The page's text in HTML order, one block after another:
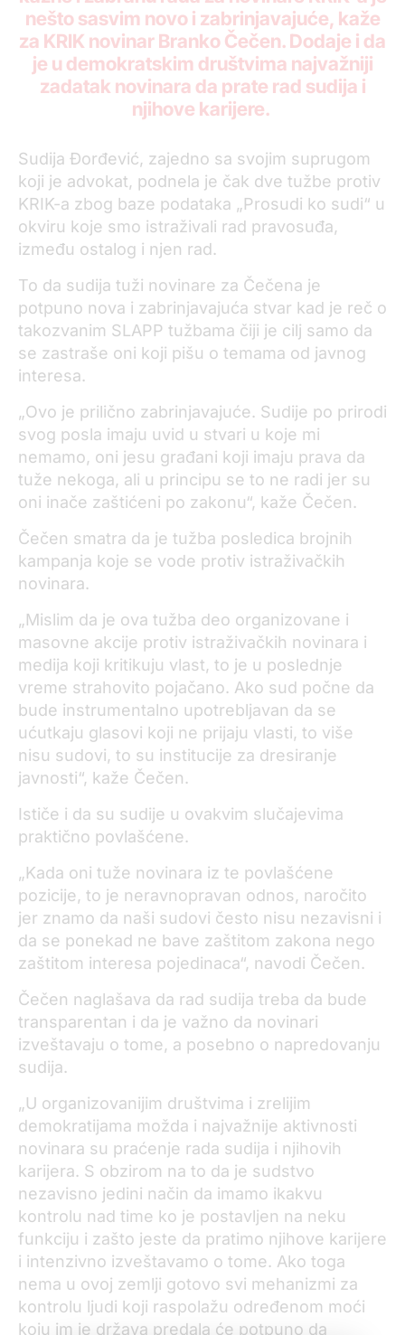
nešto sasvim novo i zabrinjavajuće, kaže
za KRIK novinar Branko Čečen. Dodaje i da
je u demokratskim društvima najvažniji
zadatak novinara da prate rad sudija i
njihove karijere.
Sudija Đorđević, zajedno sa svojim suprugom
koji je advokat, podnela je čak dve tužbe protiv
KRIK-a zbog baze podataka „Prosudi ko sudi“ u
okviru koje smo istraživali rad pravosuđa,
između ostalog i njen rad.
To da sudija tuži novinare za Čečena je
potpuno nova i zabrinjavajuća stvar kad je reč o
takozvanim SLAPP tužbama čiji je cilj samo da
se zastraše oni koji pišu o temama od javnog
interesa.
„Ovo je prilično zabrinjavajuće. Sudije po prirodi
svog posla imaju uvid u stvari u koje mi
nemamo, oni jesu građani koji imaju prava da
tuže nekoga, ali u principu se to ne radi jer su
oni inače zaštićeni po zakonu“, kaže Čečen.
Čečen smatra da je tužba posledica brojnih
kampanja koje se vode protiv istraživačkih
novinara.
„Mislim da je ova tužba deo organizovane i
masovne akcije protiv istraživačkih novinara i
medija koji kritikuju vlast, to je u poslednje
vreme strahovito pojačano. Ako sud počne da
bude instrumentalno upotrebljavan da se
ućutkaju glasovi koji ne prijaju vlasti, to više
nisu sudovi, to su institucije za dresiranje
javnosti“, kaže Čečen.
Ističe i da su sudije u ovakvim slučajevima
praktično povlašćene.
„Kada oni tuže novinara iz te povlašćene
pozicije, to je neravnopravan odnos, naročito
jer znamo da naši sudovi često nisu nezavisni i
da se ponekad ne bave zaštitom zakona nego
zaštitom interesa pojedinaca“, navodi Čečen.
Čečen naglašava da rad sudija treba da bude
transparentan i da je važno da novinari
izveštavaju o tome, a posebno o napredovanju
sudija.
„U organizovanijim društvima i zrelijim
demokratijama možda i najvažnije aktivnosti
novinara su praćenje rada sudija i njihovih
karijera. S obzirom na to da je sudstvo
nezavisno jedini način da imamo ikakvu
kontrolu nad time ko je postavljen na neku
funkciju i zašto jeste da pratimo njihove karijere
i intenzivno izveštavamo o tome. Ako toga
nema u ovoj zemlji gotovo svi mehanizmi za
kontrolu ljudi koji raspolažu određenom moći
koju im je država predala će potpuno da